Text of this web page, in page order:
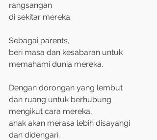
rangsangan
di sekitar mereka.
Sebagai parents,
beri masa dan kesabaran untuk
memahami dunia mereka.
Dengan dorongan yang lembut
dan ruang untuk berhubung
mengikut cara mereka,
anak akan merasa lebih disayangi
dan didengari.